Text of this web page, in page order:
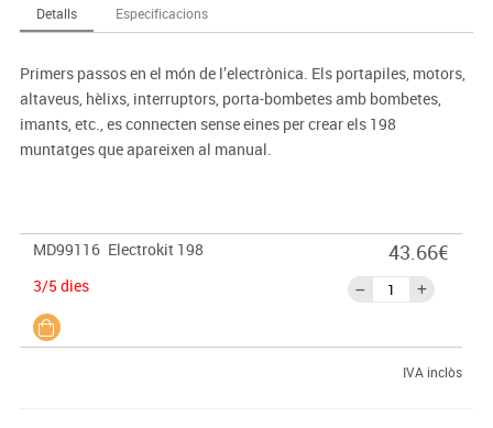
Detalls Especificacions
Primers passos en el món de l’electrònica. Els portapiles, motors,
altaveus, hèlixs, interruptors, porta-bombetes amb bombetes,
imants, etc., es connecten sense eines per crear els 198
muntatges que apareixen al manual.
MD99116 Electrokit 198
3/5 dies
43.66€
IVA inclòs